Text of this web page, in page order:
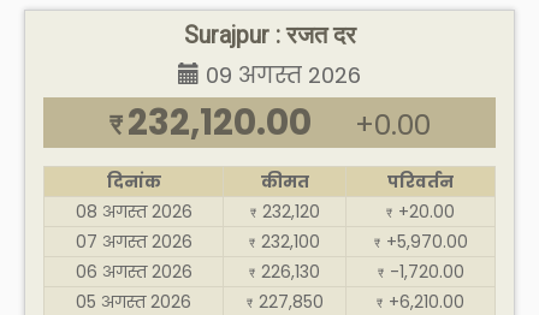
Surajpur : रजत दर
09 अगस्त 2026
₹ 232,120.00 +0.00
दिनांक कीमत
परिवर्तन
08 अगस्त 2026
₹ 232,120 ₹ +20.00
07 अगस्त 2026
₹ 232,100 ₹ +5,970.00
06 अगस्त 2026
₹ 226,130 ₹ -1,720.00
05 अगस्त 2026
₹ 227,850 ₹ +6,210.00